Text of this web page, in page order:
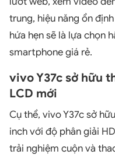
trung, hiệu năng ổn
hứa hẹn sẽ là lựa chọn
smartphone giá rẻ.
vivo Y37c sở hữu
LCD mới
Cụ thể, vivo Y37c sở
inch với độ phân giải
trải nghiệm cuộn và